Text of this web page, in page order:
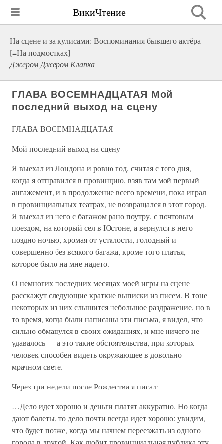
ВикиЧтение
На сцене и за кулисами: Воспоминания бывшего актёра
[=На подмостках]
Джером Джером Клапка
ГЛАВА ВОСЕМНАДЦАТАЯ Мой
последний выход на сцену
ГЛАВА ВОСЕМНАДЦАТАЯ
Мой последний выход на сцену
Я выехал из Лондона и ровно год, считая с того дня,
когда я отправился в провинцию, взяв там мой первый
ангажемент, и в продолжение всего времени, пока играл
в провинциальных театрах, не возвращался в этот город.
Я выехал из него с багажом рано поутру, с почтовым
поездом, на который сел в Юстоне, а вернулся в него
поздно ночью, хромая от усталости, голодный и
совершенно без всякого багажа, кроме того платья,
которое было на мне надето.
О немногих последних месяцах моей игры на сцене
расскажут следующие краткие выписки из писем. В тоне
некоторых из них слышится небольшое раздражение, но в
то время, когда были написаны эти письма, я видел, что
сильно обманулся в своих ожиданиях, и мне ничего не
удавалось — а это такие обстоятельства, при которых
человек способен видеть окружающее в довольно
мрачном свете.
Через три недели после Рождества я писал:
…Дело идет хорошо и деньги платят аккуратно. Но когда
дают балеты, то дело почти всегда идет хорошо: увидим,
что будет позже, когда мы начнем переезжать из одного
города в другой. Как любит провинциальная публика эту